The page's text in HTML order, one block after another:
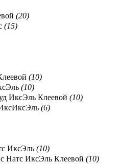
(20)
(15)
(10)
(10)
ИксЭль Клеевой (10)
(6)
ИксЭль (10)
Натс ИксЭль Клеевой (10)